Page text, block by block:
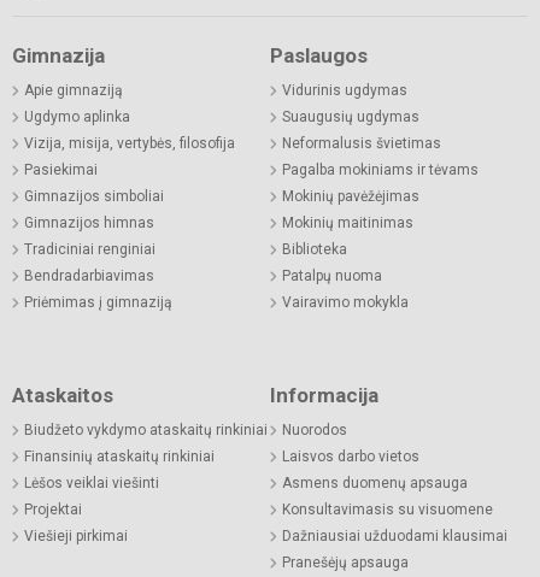
Gimnazija
Apie gimnaziją
Ugdymo aplinka
Vizija, misija, vertybės, filosofija
Pasiekimai
Gimnazijos simboliai
Gimnazijos himnas
Tradiciniai renginiai
Bendradarbiavimas
Priėmimas į gimnaziją
Paslaugos
Vidurinis ugdymas
Suaugusių ugdymas
Neformalusis švietimas
Pagalba mokiniams ir tėvams
Mokinių pavėžėjimas
Mokinių maitinimas
Biblioteka
Patalpų nuoma
Vairavimo mokykla
Ataskaitos
Biudžeto vykdymo ataskaitų rinkiniai
Finansinių ataskaitų rinkiniai
Lėšos veiklai viešinti
Projektai
Viešieji pirkimai
Informacija
Nuorodos
Laisvos darbo vietos
Asmens duomenų apsauga
Konsultavimasis su visuomene
Dažniausiai užduodami klausimai
Pranešėjų apsauga